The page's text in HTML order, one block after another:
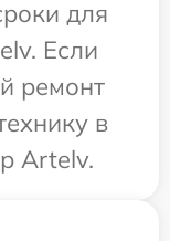
для
Если
ремонт
в
Artelv.